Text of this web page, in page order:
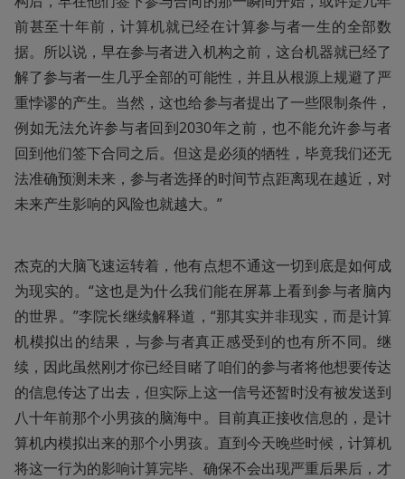
前甚至十年前，计算机就已经在计算参与者一生的全部数
据。所以说，早在参与者进入机构之前，这台机器就已经了
解了参与者一生几乎全部的可能性，并且从根源上规避了严
重悖谬的产生。当然，这也给参与者提出了一些限制条件，
例如无法允许参与者回到2030年之前，也不能允许参与者
回到他们签下合同之后。但这是必须的牺牲，毕竟我们还无
法准确预测未来，参与者选择的时间节点距离现在越近，对
未来产生影响的风险也就越大。”
杰克的大脑飞速运转着，他有点想不通这一切到底是如何成
为现实的。“这也是为什么我们能在屏幕上看到参与者脑内
的世界。”李院长继续解释道，“那其实并非现实，而是计算
机模拟出的结果，与参与者真正感受到的也有所不同。继
续，因此虽然刚才你已经目睹了咱们的参与者将他想要传达
的信息传达了出去，但实际上这一信号还暂时没有被发送到
八十年前那个小男孩的脑海中。目前真正接收信息的，是计
算机内模拟出来的那个小男孩。直到今天晚些时候，计算机
将这一行为的影响计算完毕、确保不会出现严重后果后，才